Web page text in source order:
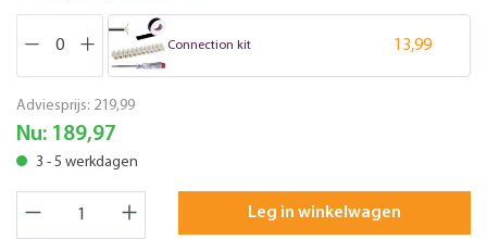
Connection kit 13,99
Adviesprijs: 219,99
Nu: 189,97
3 - 5 werkdagen
Leg in winkelwagen